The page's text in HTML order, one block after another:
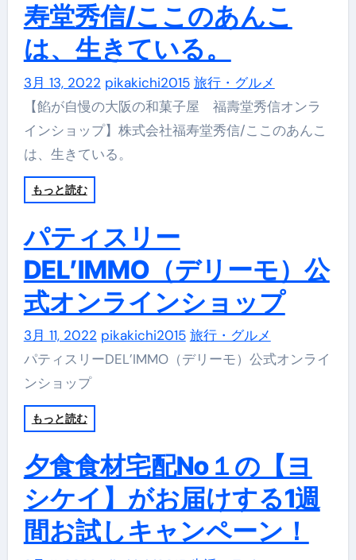
寿堂秀信/ここのあんこ
は、生きている。
3月 13, 2022 pikakichi2015 旅行・グルメ
【餡が自慢の大阪の和菓子屋 福壽堂秀信オンラ
インショップ】株式会社福寿堂秀信/ここのあんこ
は、生きている。
もっと読む
パティスリー
DEL’IMMO（デリーモ）公
式オンラインショップ
3月 11, 2022 pikakichi2015 旅行・グルメ
パティスリーDEL’IMMO（デリーモ）公式オンライ
ンショップ
もっと読む
夕食食材宅配No１の【ヨ
シケイ】がお届けする1週
間お試しキャンペーン！